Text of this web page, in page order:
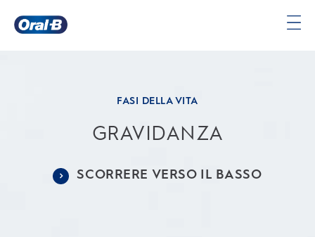
FASI DELLA VITA
GRAVIDANZA
SCORRERE VERSO IL BASSO